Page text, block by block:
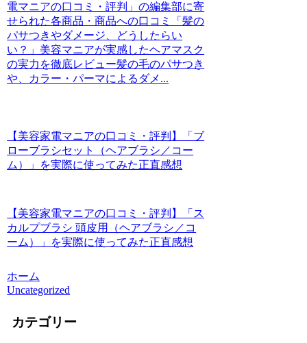
電マニアの口コミ・評判」の編集部に寄
せられた各商品・商品への口コミ「髪の
パサつきやダメージ、どうしたらい
い？」美容マニアが実感したヘアマスク
の実力を徹底レビュー髪の毛のパサつき
や、カラー・パーマによるダメ...
【美容家電マニアの口コミ・評判】「ブ
ローブラシセット（ヘアブラシ／コー
ム）」を実際に使ってみた正直感想
【美容家電マニアの口コミ・評判】「ス
カルプブラシ 頭皮用（ヘアブラシ／コ
ーム）」を実際に使ってみた正直感想
ホーム
Uncategorized
カテゴリー